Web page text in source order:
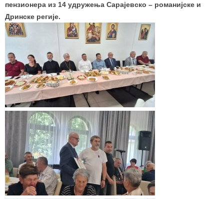
пензионера из 14 удружења Сарајевско – романијске и
Дринске регије.